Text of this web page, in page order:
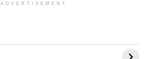
ADVERTISEMENT